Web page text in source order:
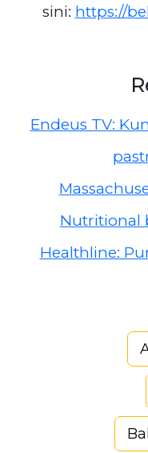
sini: https://
Endeus TV:
Nutritional
Healthline: